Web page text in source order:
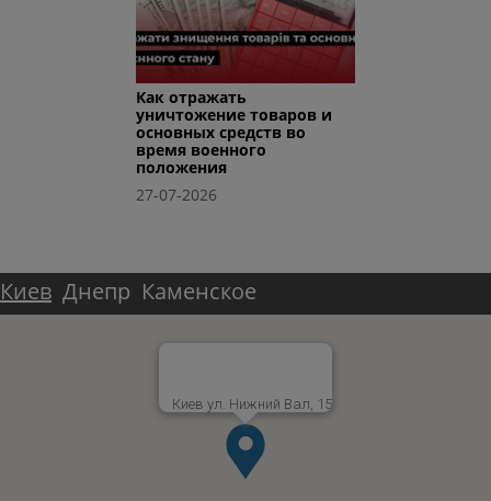
Как отражать
уничтожение товаров и
основных средств во
время военного
положения
27-07-2026
Киев Днепр Каменское
Киев ул. Нижний Вал, 15